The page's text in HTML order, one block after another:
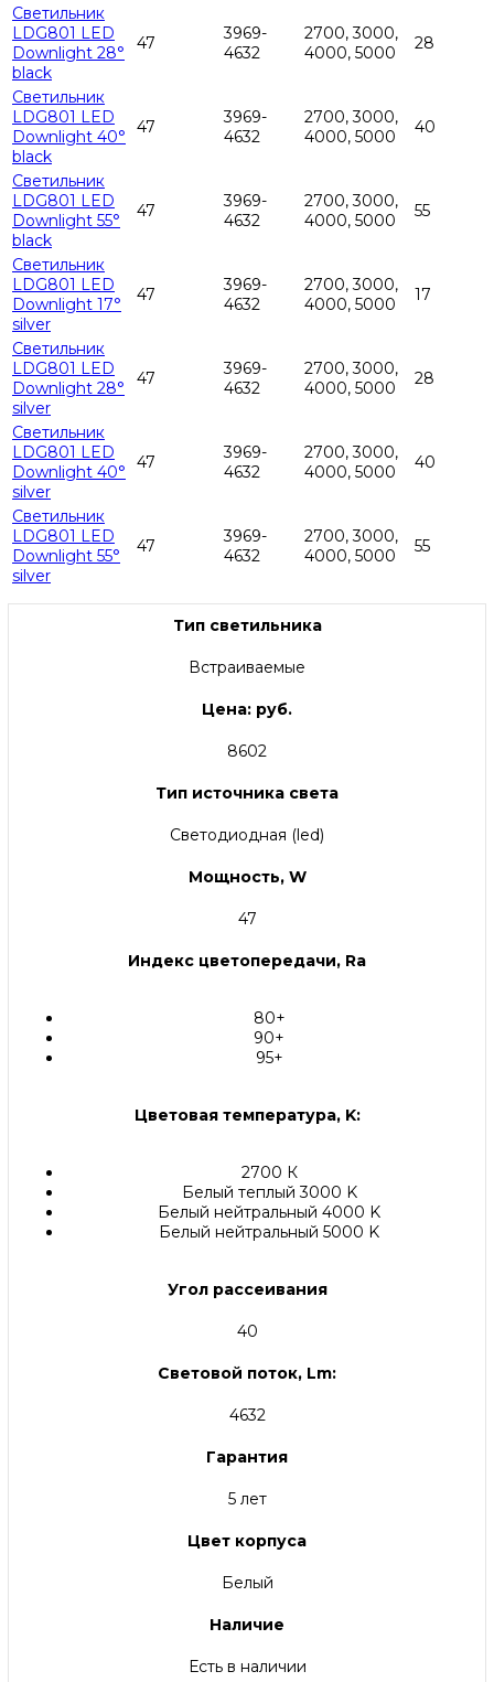
Светильник
LDG801 LED
Downlight 28°
black
47
3969-
4632
2700, 3000,
4000, 5000
28
Светильник
LDG801 LED
Downlight 40°
black
47
3969-
4632
2700, 3000,
4000, 5000
40
Светильник
LDG801 LED
Downlight 55°
black
47
3969-
4632
2700, 3000,
4000, 5000
55
Светильник
LDG801 LED
Downlight 17°
silver
47
3969-
4632
2700, 3000,
4000, 5000
17
Светильник
LDG801 LED
Downlight 28°
silver
47
3969-
4632
2700, 3000,
4000, 5000
28
Светильник
LDG801 LED
Downlight 40°
silver
47
3969-
4632
2700, 3000,
4000, 5000
40
Светильник
LDG801 LED
Downlight 55°
silver
47
3969-
4632
2700, 3000,
4000, 5000
55
Тип светильника
Встраиваемые
Цена: руб.
8602
Тип источника света
Светодиодная (led)
Мощность, W
47
Индекс цветопередачи, Ra
80+
90+
95+
Цветовая температура, K:
2700 К
Белый теплый 3000 K
Белый нейтральный 4000 K
Белый нейтральный 5000 K
Угол рассеивания
40
Световой поток, Lm:
4632
Гарантия
5 лет
Цвет корпуса
Белый
Наличие
Есть в наличии